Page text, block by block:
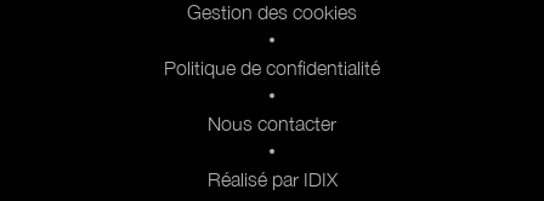
Gestion des cookies
Politique de confidentialité
Nous contacter
Réalisé par IDIX